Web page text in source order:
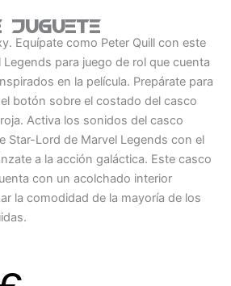
juguete
Equípate como Peter Quill con este
para juego de rol que cuenta
en la película. Prepárate para
botón sobre el costado del casco
Activa los sonidos del casco
Star-Lord de Marvel Legends con el
a la acción galáctica. Este casco
con un acolchado interior
la comodidad de la mayoría de los